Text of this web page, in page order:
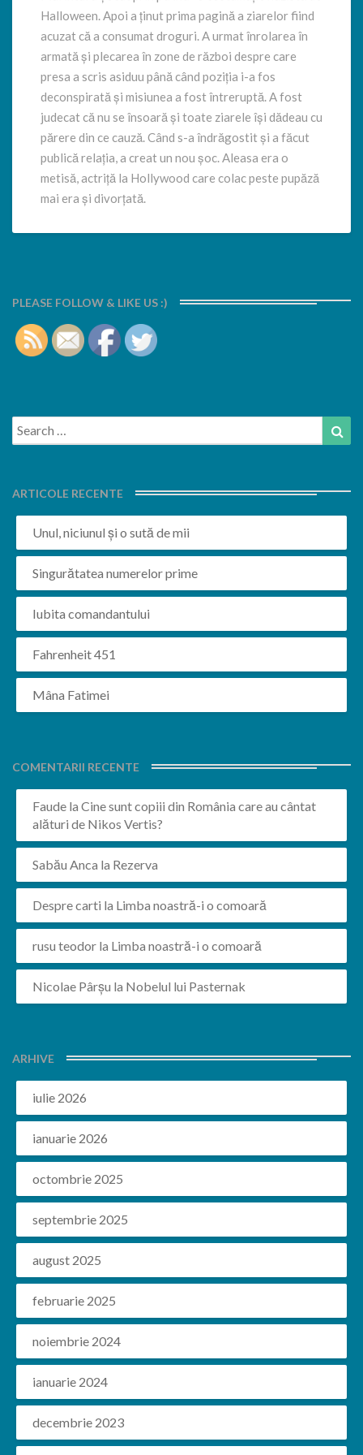
Halloween. Apoi a ținut prima pagină a ziarelor fiind
acuzat că a consumat droguri. A urmat înrolarea în
armată și plecarea în zone de război despre care
presa a scris asiduu până când poziția i-a fos
deconspirată și misiunea a fost întreruptă. A fost
judecat că nu se însoară și toate ziarele își dădeau cu
părere din ce cauză. Când s-a îndrăgostit și a făcut
publică relația, a creat un nou șoc. Aleasa era o
metisă, actriță la Hollywood care colac peste pupăză
mai era și divorțată.
PLEASE FOLLOW & LIKE US :)
Search
for:
ARTICOLE RECENTE
Unul, niciunul și o sută de mii
Singurătatea numerelor prime
Iubita comandantului
Fahrenheit 451
Mâna Fatimei
COMENTARII RECENTE
Faude la Cine sunt copiii din România care au cântat
alături de Nikos Vertis?
Sabău Anca la Rezerva
Despre carti la Limba noastră-i o comoară
rusu teodor la Limba noastră-i o comoară
Nicolae Pârșu la Nobelul lui Pasternak
ARHIVE
iulie 2026
ianuarie 2026
octombrie 2025
septembrie 2025
august 2025
februarie 2025
noiembrie 2024
ianuarie 2024
decembrie 2023